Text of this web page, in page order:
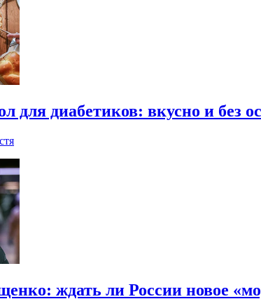
для диабетиков: вкусно и без
ждать ли России новое